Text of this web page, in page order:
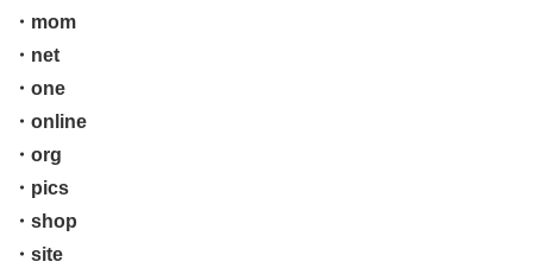
・mom
・net
・one
・online
・org
・pics
・shop
・site